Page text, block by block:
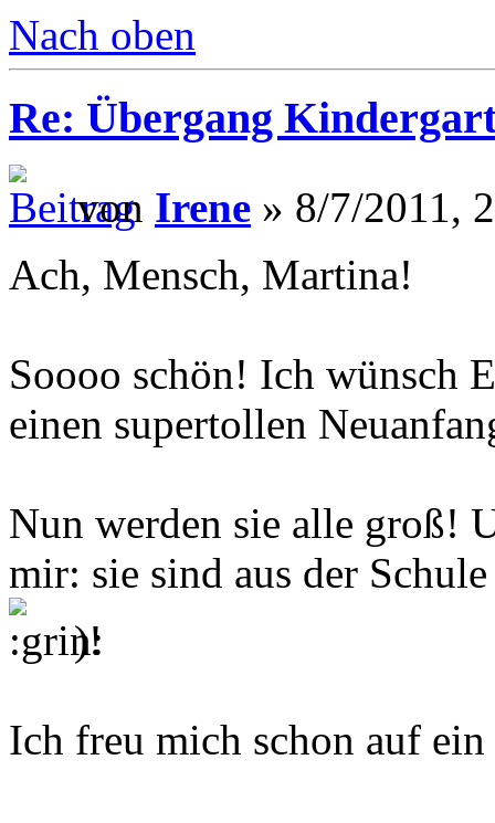
Nach oben
Re: Übergang
von Irene » 8/7/2011,
Ach, Mensch, Martina!
Soooo schön! Ich wünsch
einen supertollen
Nun werden sie alle groß!
mir: sie sind aus der
)!
Ich freu mich schon auf